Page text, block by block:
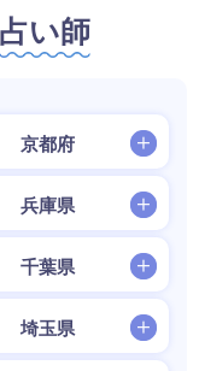
い師
京都府
兵庫県
千葉県
埼玉県